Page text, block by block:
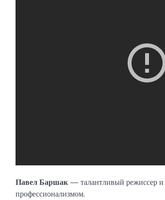
Павел Баршак — талантливый режиссер и
профессионализмом.